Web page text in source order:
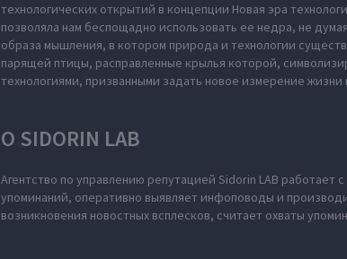
технологических открытий в концепции Новая эра
позволяла нам беспощадно использовать ее недра, не
образа мышления, в котором природа и технологии
парящей птицы, расправленные крылья которой,
технологиями, призванными задать новое измерение
О SIDORIN LAB
Агентство по управлению репутацией Sidorin LAB
упоминаний, оперативно выявляет инфоповоды и
возникновения новостных всплесков, считает охваты